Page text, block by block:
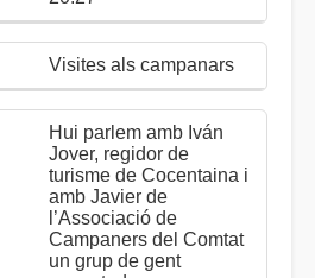
Visites als campanars
Hui parlem amb Iván
Jover, regidor de
turisme de Cocentaina i
amb Javier de
l’Associació de
Campaners del Comtat
un grup de gent